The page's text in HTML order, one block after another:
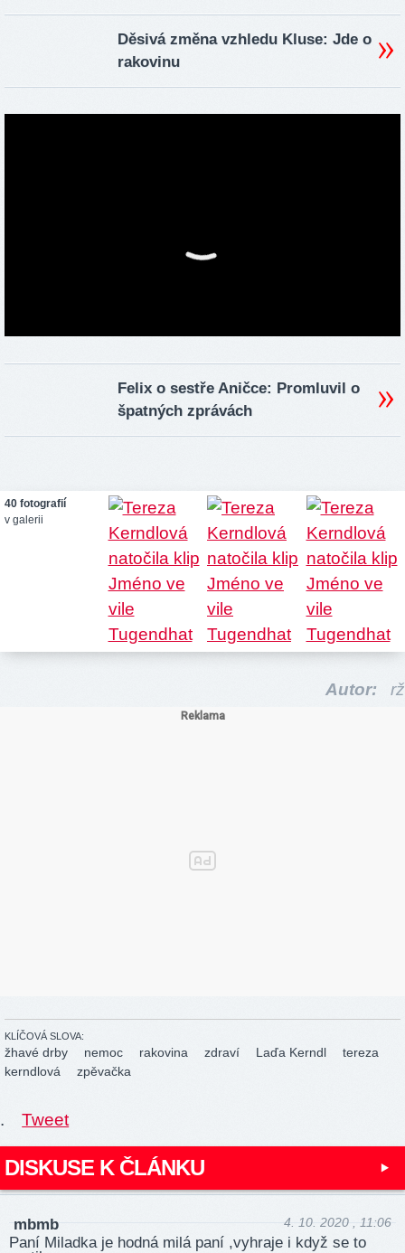
Děsivá změna vzhledu Kluse: Jde o
rakovinu
Felix o sestře Aničce: Promluvil o
špatných zprávách
40 fotografií
v galerii
Autor: rž
KLÍČOVÁ SLOVA:
žhavé drby nemoc rakovina zdraví Laďa Kerndl
tereza
kerndlová
zpěvačka
. Tweet
DISKUSE K ČLÁNKU
mbmb 4. 10. 2020 , 11:06
Paní Miladka je hodná milá paní ,vyhraje i když se to